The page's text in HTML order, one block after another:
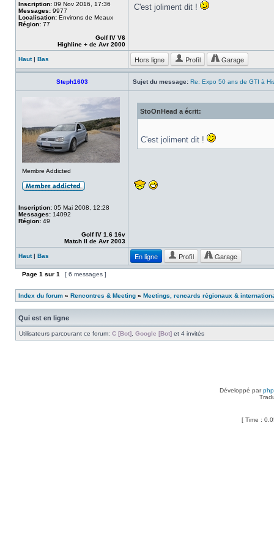
Inscription: 09 Nov 2016, 17:36
Messages: 9977
Localisation: Environs de Meaux
Région: 77
Golf IV V6
Highline + de Avr 2000
C'est joliment dit !
Haut| Bas Hors ligne Profil Garage
Steph1603 Sujet du message: Re: Expo 50 ans de GTI à
Membre Addicted
Inscription: 05 Mai 2008, 12:28
Messages: 14092
Région: 49
Golf IV 1.6 16v
Match II de Avr 2003
StoOnHead a écrit:
C'est joliment dit !
Haut| Bas En ligne Profil Garage
Page 1 sur 1 [ 6 messages ]
Index du forum » Rencontres & Meeting » Meetings, rencards régionaux &
Qui est en ligne
Utilisateurs parcourant ce forum: C [Bot] Google [Bot] et 4 invités
Développé par
[ Time :